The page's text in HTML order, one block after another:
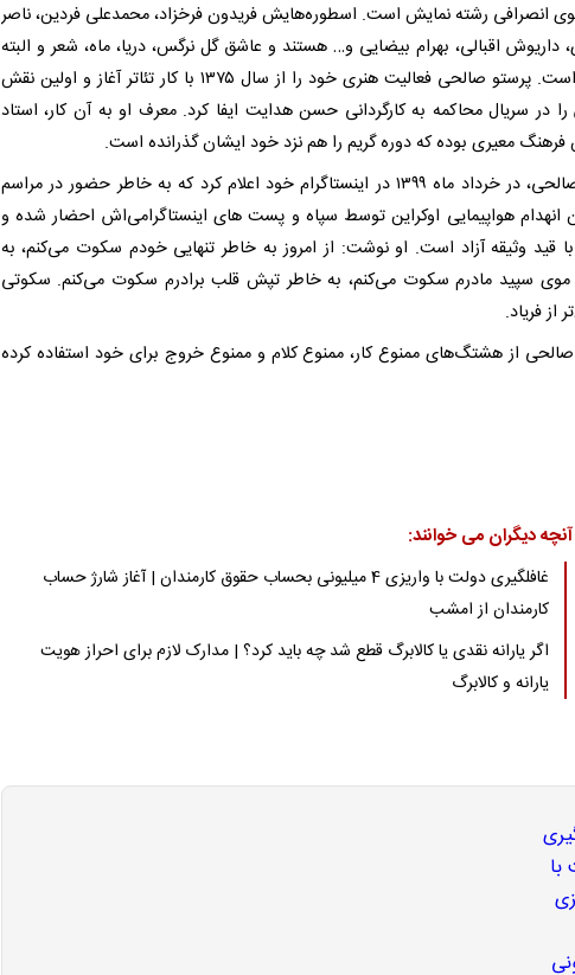
انصرافی رشته نمایش است. اسطوره‌هایش فریدون فرخزاد، محمدعلی فردین، ناصر
داریوش اقبالی، بهرام بیضایی و… هستند و عاشق گل نرگس، دریا، ماه، شعر و البته
سینما است. پرستو صالحی فعالیت هنری خود را از سال ۱۳۷۵ با کار تئاتر آغاز و اولین نقش
در سریال محاکمه به کارگردانی حسن هدایت ایفا کرد. معرف او به آن کار، استاد
معیری بوده که دوره گریم را هم نزد خود ایشان گذرانده‌ است.
پرستوصالحی، در خرداد ماه ۱۳۹۹ در اینستاگرام خود اعلام کرد که به خاطر حضور در مراسم
انهدام هواپیمایی اوکراین توسط سپاه و پست های اینستاگرامی‌اش احضار شده و
قید وثیقه آزاد است. او نوشت: از امروز به خاطر تنهایی خودم سکوت می‌کنم، به
سپید مادرم سکوت می‌کنم، به خاطر تپش قلب برادرم سکوت می‌کنم. سکوتی
از فریاد.
از هشتگ‌های ممنوع کار، ممنوع کلام و ممنوع خروج برای خود استفاده کرده‌
آنچه دیگران می خوانند:
غافلگیری دولت با واریزی 4 میلیونی بحساب حقوق کارمندان | آغاز شارژ حساب
کارمندان از امشب
اگر یارانه نقدی یا کالابرگ قطع شد چه باید کرد؟ | مدارک لازم برای احراز هویت
یارانه و کالابرگ